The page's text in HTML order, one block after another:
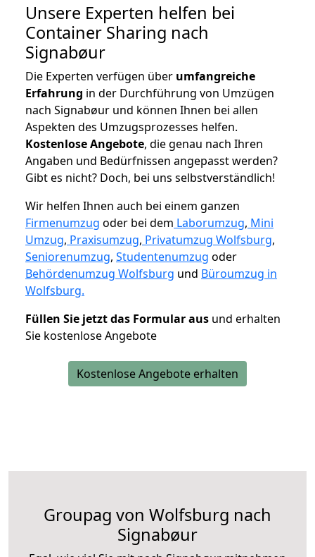
Unsere Experten helfen bei
Container Sharing nach
Signabøur
Die Experten verfügen über umfangreiche
Erfahrung in der Durchführung von Umzügen
nach Signabøur und können Ihnen bei allen
Aspekten des Umzugsprozesses helfen.
Kostenlose Angebote, die genau nach Ihren
Angaben und Bedürfnissen angepasst werden?
Gibt es nicht? Doch, bei uns selbstverständlich!
Wir helfen Ihnen auch bei einem ganzen
Firmenumzug oder bei dem Laborumzug, Mini
Umzug, Praxisumzug, Privatumzug Wolfsburg,
Seniorenumzug, Studentenumzug oder
Behördenumzug Wolfsburg und Büroumzug in
Wolfsburg.
Füllen Sie jetzt das Formular aus und erhalten
Sie kostenlose Angebote
Kostenlose Angebote erhalten
Groupag von Wolfsburg nach
Signabøur